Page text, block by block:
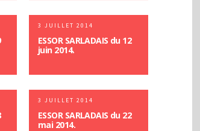
3 JUILLET 2014
ESSOR SARLADAIS du 12
juin 2014.
3 JUILLET 2014
ESSOR SARLADAIS du 22
mai 2014.